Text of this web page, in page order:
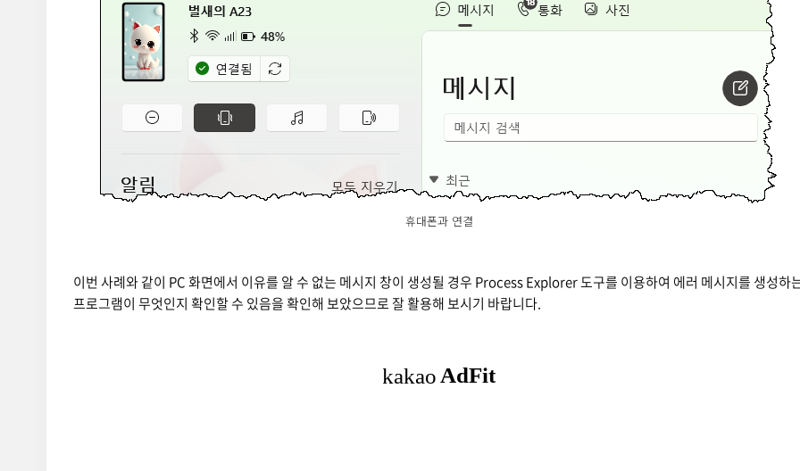
휴대폰과 연결
이번 사례와 같이 PC 화면에서 이유를 알 수 없는 메시지 창이 생성될 경우 Process Explorer 도구를 이용하여 에러 메시지를 생성하
프로그램이 무엇인지 확인할 수 있음을 확인해 보았으므로 잘 활용해 보시기 바랍니다.